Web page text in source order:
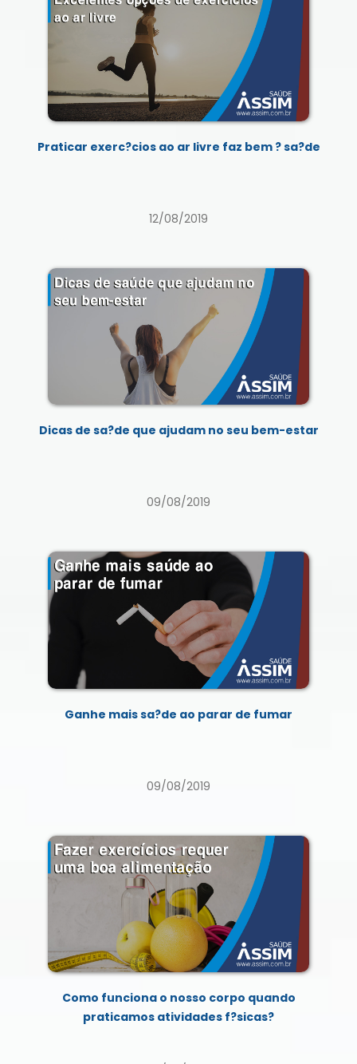
Praticar exerc?cios ao ar livre faz bem ? sa?de
12/08/2019
Dicas de sa?de que ajudam no seu bem-estar
09/08/2019
Ganhe mais sa?de ao parar de fumar
09/08/2019
Como funciona o nosso corpo quando
praticamos atividades f?sicas?